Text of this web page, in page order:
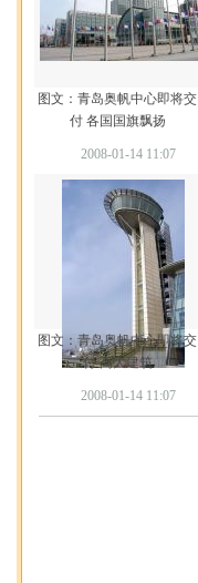
图文：青岛奥帆中心即将交
付 各国国旗飘扬
2008-01-14 11:07
图文：青岛奥帆中心即将交
付 高大建筑
2008-01-14 11:07